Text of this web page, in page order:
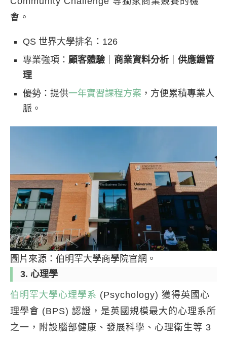
會。
QS 世界大學排名：126
專業強項： 顧客體驗 商業資料分析
供應鏈管
理
優勢：提供一年實習課程方案 ，方便累積專業人
脈。
圖片來源：伯明罕大學商學院官網。
3. 心理學
伯明罕大學心理學系 (Psychology) 獲得英國心
理學會 (BPS) 認證，是英國規模最大的心理系所
之一，附設腦部健康、發展科學、心理衛生等 3